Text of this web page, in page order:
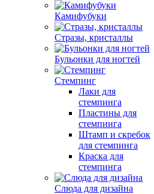
Камифубуки
Стразы, кристаллы
Бульонки для ногтей
Стемпинг
Лаки для
стемпинга
Пластины для
стемпинга
Штамп и скребок
для стемпинга
Краска для
стемпинга
Слюда для дизайна